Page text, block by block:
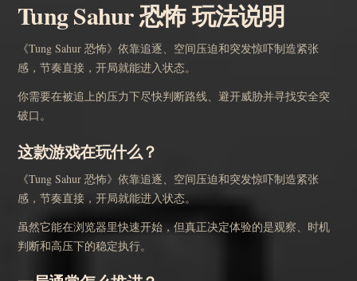
Tung Sahur 恐怖 玩法说明
《Tung Sahur 恐怖》依靠追逐、空间压迫和突发惊吓制造紧张
感，节奏直接，开局就能进入状态。
你需要在被追上的压力下尽快判断路线、避开威胁并寻找安全突
破口。
这款游戏在玩什么？
《Tung Sahur 恐怖》依靠追逐、空间压迫和突发惊吓制造紧张
感，节奏直接，开局就能进入状态。
虽然它能在浏览器里快速开始，但真正决定体验的是观察、时机
判断和高压下的稳定执行。